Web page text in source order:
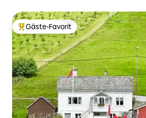
Beliebter Gäste-Favorit.
Gäste-Favorit